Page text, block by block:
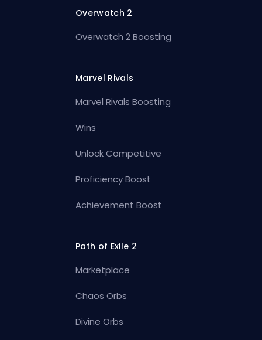
Overwatch 2
Overwatch 2 Boosting
Marvel Rivals
Marvel Rivals Boosting
Wins
Unlock Competitive
Proficiency Boost
Achievement Boost
Path of Exile 2
Marketplace
Chaos Orbs
Divine Orbs